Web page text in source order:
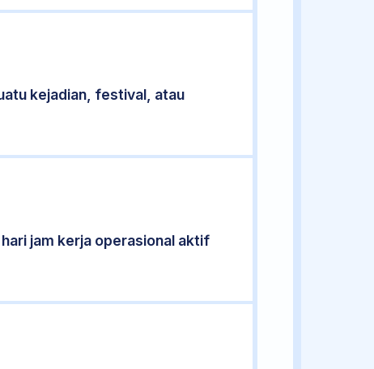
kejadian, festival, atau
jam kerja operasional aktif